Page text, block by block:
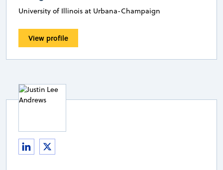
University of Illinois at Urbana-Champaign
View profile